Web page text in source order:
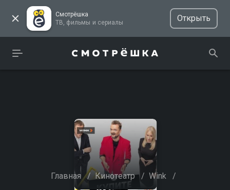
Смотрёшка
ТВ, фильмы и сериалы
Открыть
Главная / Кинотеатр / Wink /